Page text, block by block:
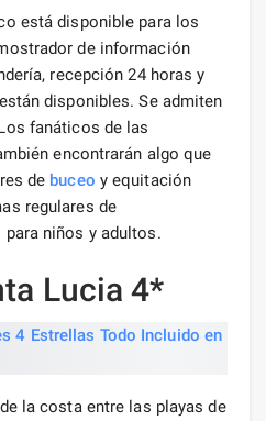
está disponible para los
de información
recepción 24 horas y
disponibles. Se admiten
fanáticos de las
encontrarán algo que
de buceo y equitación
regulares de
niños y adultos.
Lucia 4*
la costa entre las playas de